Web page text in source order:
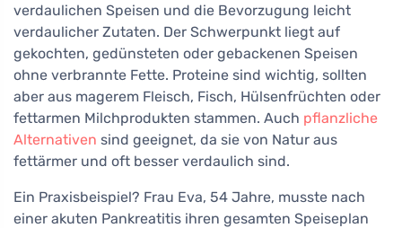
verdaulichen Speisen und die Bevorzugung leicht
verdaulicher Zutaten. Der Schwerpunkt liegt auf
gekochten, gedünsteten oder gebackenen Speisen
ohne verbrannte Fette. Proteine sind wichtig, sollten
aber aus magerem Fleisch, Fisch, Hülsenfrüchten oder
fettarmen Milchprodukten stammen. Auch pflanzliche
Alternativen sind geeignet, da sie von Natur aus
fettärmer und oft besser verdaulich sind.
Ein Praxisbeispiel? Frau Eva, 54 Jahre, musste nach
einer akuten Pankreatitis ihren gesamten Speiseplan